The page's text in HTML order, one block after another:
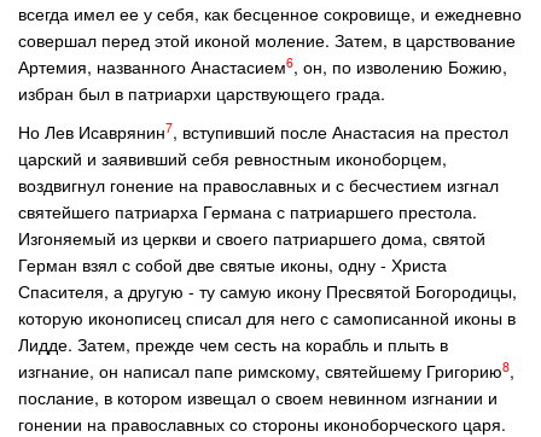
всегда имел ее у себя, как бесценное сокровище, и ежедневно
совершал перед этой иконой моление. Затем, в царствование
Артемия, названного Анастасием6, он, по изволению Божию,
избран был в патриархи царствующего града.
Но Лев Исаврянин7, вступивший после Анастасия на престол
царский и заявивший себя ревностным иконоборцем,
воздвигнул гонение на православных и с бесчестием изгнал
святейшего патриарха Германа с патриаршего престола.
Изгоняемый из церкви и своего патриаршего дома, святой
Герман взял с собой две святые иконы, одну - Христа
Спасителя, а другую - ту самую икону Пресвятой Богородицы,
которую иконописец списал для него с самописанной иконы в
Лидде. Затем, прежде чем сесть на корабль и плыть в
изгнание, он написал папе римскому, святейшему Григорию8,
послание, в котором извещал о своем невинном изгнании и
гонении на православных со стороны иконоборческого царя.